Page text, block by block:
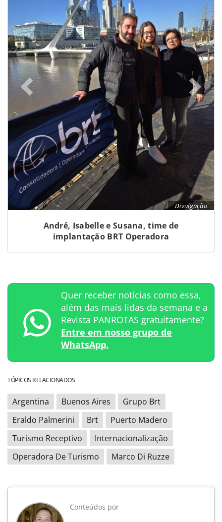
Divulgação
André, Isabelle e Susana, time de
implantação BRT Operadora
Quer receber notícias como essa,
além das mais lidas da semana e a
Revista PANROTAS gratuitamente?
Entre em nosso grupo de
WhatsApp.
TÓPICOS RELACIONADOS
Argentina Buenos Aires
Grupo Brt
Eraldo Palmerini
Brt
Puerto Madero
Turismo Receptivo
Internacionalização
Operadora De Turismo
Marco Di Ruzze
Conteúdos por